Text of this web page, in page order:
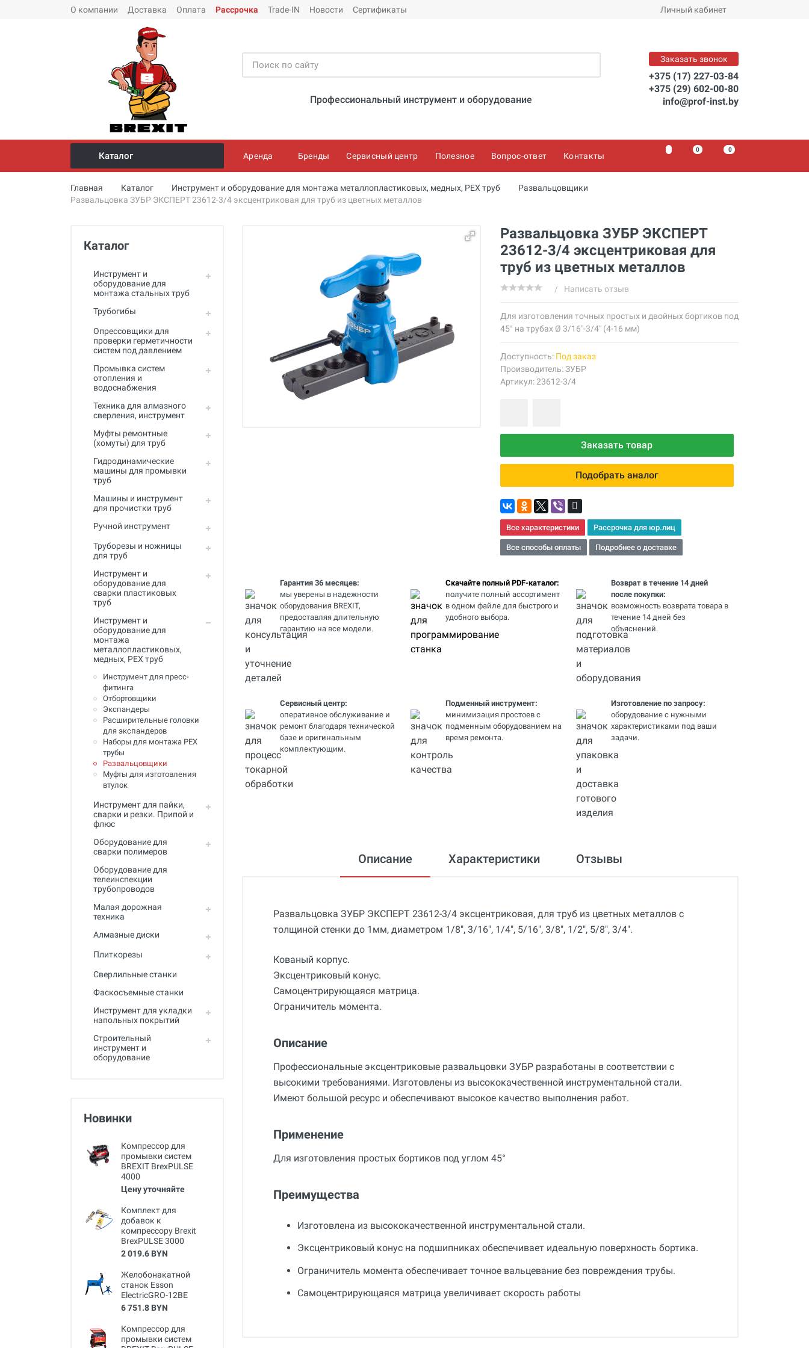
О компании Доставка Оплата Рассрочка Trade-IN Новости Сертификаты Личный кабинет
Профессиональный инструмент и оборудование
Заказать звонок
+375 (17) 227-03-84
+375 (29) 602-00-80
info@prof-inst.by
Инструмент и оборудование для
монтажа стальных труб
герметичности систем под
Промывка систем отопления и
водоснабжения
Техника для алмазного
сверления, инструмент
Муфты ремонтные (хомуты) для
труб
Гидродинамические машины
для промывки труб
Машины и инструмент для
прочистки труб
Ручной инструмент
Инструмент и оборудование для
сварки пластиковых труб
Инструмент и оборудование для
медных, PEX труб
Инструмент для пайки, сварки и
резки. Припой и флюс
Оборудование для сварки
полимеров
телеинспекции трубопроводов
Малая дорожная техника
Алмазные диски
Плиткорезы
Сверлильные станки
Фаскосъемные станки
Инструмент для укладки
напольных покрытий
Строительный инструмент и
оборудование
Полный каталог
Каталог Аренда Бренды Сервисный центр Полезное Вопрос-ответ Контакты
0 00
Главная Каталог Инструмент и оборудование для монтажа металлопластиковых, медных, PEX труб
Развальцовщики
Развальцовка ЗУБР ЭКСПЕРТ 23612-3/4 эксцентриковая для труб из цветных металлов
Каталог
Инструмент и
оборудование для
монтажа стальных труб
Трубогибы
Опрессовщики для
проверки герметичности
систем под давлением
Промывка систем
отопления и
водоснабжения
Техника для алмазного
сверления, инструмент
Муфты ремонтные
(хомуты) для труб
Гидродинамические
машины для промывки
труб
Машины и инструмент
для прочистки труб
Ручной инструмент
Труборезы и ножницы
для труб
Инструмент и
оборудование для
сварки пластиковых
труб
Инструмент и
оборудование для
монтажа
металлопластиковых,
медных, PEX труб
Инструмент для пресс-
фитинга
Отбортовщики
Экспандеры
Расширительные головки
для экспандеров
Наборы для монтажа PEX
трубы
Развальцовщики
Муфты для изготовления
втулок
Инструмент для пайки,
сварки и резки. Припой и
флюс
Оборудование для
сварки полимеров
Оборудование для
телеинспекции
трубопроводов
Малая дорожная
техника
Алмазные диски
Плиткорезы
Сверлильные станки
Фаскосъемные станки
Инструмент для укладки
напольных покрытий
Строительный
инструмент и
оборудование
Новинки
Компрессор для
промывки систем
BREXIT BrexPULSE
4000
Цену уточняйте
Комплект для
добавок к
компрессору Brexit
BrexPULSE 3000
2 019.6 BYN
Желобонакатной
станок Esson
ElectricGRO-12BE
6 751.8 BYN
Компрессор для
промывки систем
Развальцовка ЗУБР ЭКСПЕРТ
23612-3/4 эксцентриковая для
труб из цветных металлов
/ Написать отзыв
Для изготовления точных простых и двойных бортиков под
45° на трубах Ø 3/16"-3/4" (4-16 мм)
Доступность: Под заказ
Производитель:ЗУБР
Артикул: 23612-3/4
Заказать товар
Подобрать аналог
Все характеристики Рассрочка для юр.лиц
Все способы оплаты Подробнее о доставке
Гарантия 36 месяцев:
мы уверены в надежности
оборудования BREXIT,
предоставляя длительную
гарантию на все модели.
Скачайте полный PDF-каталог:
получите полный ассортимент
в одном файле для быстрого и
удобного выбора.
Возврат в течение 14 дней
после покупки:
возможность возврата товара в
течение 14 дней без
объяснений.
Сервисный центр:
оперативное обслуживание и
ремонт благодаря технической
базе и оригинальным
комплектующим.
Подменный инструмент:
минимизация простоев с
подменным оборудованием на
время ремонта.
Изготовление по запросу:
оборудование с нужными
характеристиками под ваши
задачи.
Описание Характеристики Отзывы
Развальцовка ЗУБР ЭКСПЕРТ 23612-3/4 эксцентриковая, для труб из цветных металлов с
толщиной стенки до 1мм, диаметром 1/8", 3/16", 1/4", 5/16", 3/8", 1/2", 5/8", 3/4".
Кованый корпус.
Эксцентриковый конус.
Самоцентрирующаяся матрица.
Ограничитель момента.
Описание
Профессиональные эксцентриковые развальцовки ЗУБР разработаны в соответствии с
высокими требованиями. Изготовлены из высококачественной инструментальной стали.
Имеют большой ресурс и обеспечивают высокое качество выполнения работ.
Применение
Для изготовления простых бортиков под углом 45°
Преимущества
Изготовлена из высококачественной инструментальной стали.
Эксцентриковый конус на подшипниках обеспечивает идеальную поверхность бортика.
Ограничитель момента обеспечивает точное вальцевание без повреждения трубы.
Самоцентрирующаяся матрица увеличивает скорость работы